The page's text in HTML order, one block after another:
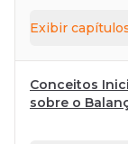
Exibir
Conceitos
sobre o